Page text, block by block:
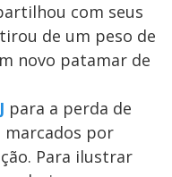
com seus
de um peso de
novo patamar de
para a perda de
marcados por
Para ilustrar